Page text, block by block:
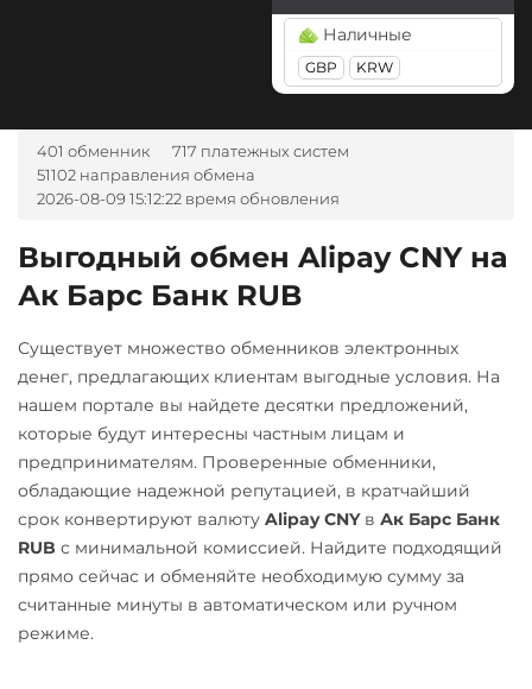
Pepe
Pol (ex-MATIC)
Ravencoin (RVN)
Ripple (XRP)
Shib
ERC20 BEP20
Solana (SOL)
StableUSD (USDS)
Starknet (STRK)
Stellar (XLM)
Terra Classic (LUNC)
Tron (TRX)
TrueUSD (TUSD)
ERC20
Uniswap (UNI)
Polygon
ARB
OP
BASE
Utopia USD (UUSD)
VeChain (VET)
Zcash (ZEC)
BGN
CZK GEL
NOK
TJS
UZS
RON
А-Банк UAH
Альфа-Банк
RUB
Газпромбанк RUB
Евразийский Банк KZT
ЕРИП Расчет BYN
Карта Unionpay CNY
Карта UZCARD UZS
Карта МИР RUB
Любой банк
Наличные
GBP KRW
401 обменник
717 платежных систем
51102 направления обмена
2026-08-09 15:12:22 время обновления
Выгодный обмен Alipay CNY на
Ак Барс Банк RUB
Существует множество обменников электронных
денег, предлагающих клиентам выгодные условия. На
нашем портале вы найдете десятки предложений,
которые будут интересны частным лицам и
предпринимателям. Проверенные обменники,
обладающие надежной репутацией, в кратчайший
срок конвертируют валюту Alipay CNYв Ак Барс Банк
RUB с минимальной комиссией. Найдите подходящий
прямо сейчас и обменяйте необходимую сумму за
считанные минуты в автоматическом или ручном
режиме.